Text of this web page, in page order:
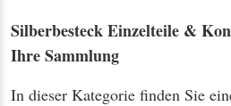
Silberbesteck Einzelteile &
Ihre Sammlung
In dieser Kategorie finden Sie